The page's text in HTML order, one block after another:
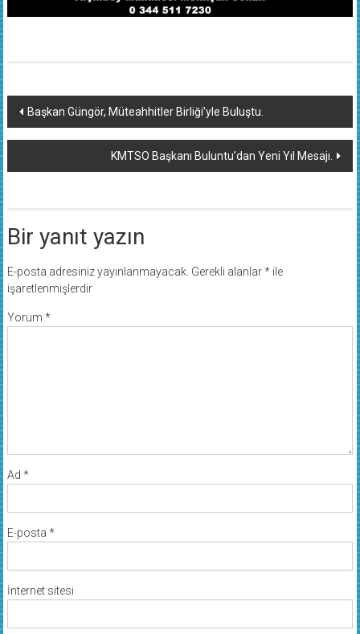
Yazı
dolaşımı
Başkan Güngör, Müteahhitler Birliği’yle Buluştu.
KMTSO Başkanı Buluntu’dan Yeni Yıl Mesajı.
Bir yanıt yazın
E-posta adresiniz yayınlanmayacak. Gerekli alanlar*ile
işaretlenmişlerdir
Yorum *
Ad *
E-posta *
İnternet sitesi